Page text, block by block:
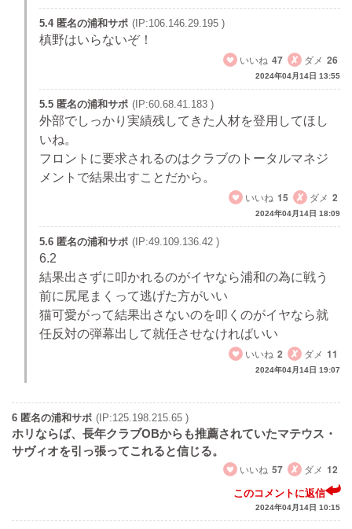
5.4 匿名の浦和サポ (IP:106.146.29.195 )
槙野はいらないぞ！
いいね 47 ダメ 26
2024年04月14日 13:55
5.5 匿名の浦和サポ (IP:60.68.41.183 )
外部でしっかり実績残してきた人材を登用してほし
いね。
フロントに要求されるのはクラブのトータルマネジ
メントで結果出すことだから。
いいね 15 ダメ 2
2024年04月14日 18:09
5.6 匿名の浦和サポ (IP:49.109.136.42 )
6.2
結果出さずに叩かれるのがイヤなら浦和の為に戦う
前に尻尾まくって逃げた方がいい
猫可愛がって結果出さないのを叩くのがイヤなら就
任反対の弾幕出して就任させなければいい
いいね 2 ダメ 11
2024年04月14日 19:07
6 匿名の浦和サポ (IP:125.198.215.65 )
ホリならば、長年クラブOBからも推薦されていたマテウス・
サヴィオを引っ張ってこれると信じる。
いいね 57 ダメ 12
このコメントに返信
2024年04月14日 10:15